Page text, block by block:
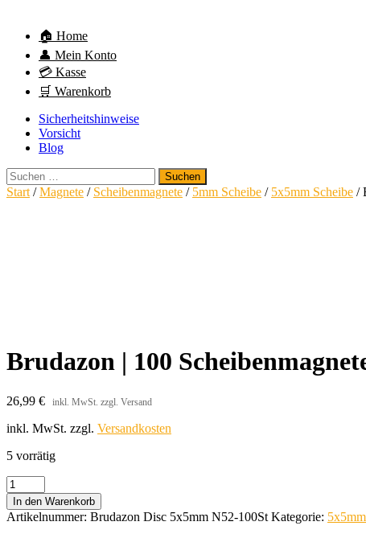
🏠 Home
👤 Mein Konto
💳 Kasse
🛒 Warenkorb
Sicherheitshinweise
Vorsicht
Blog
Suchen
nach:
Start /Magnete / Scheibenmagnete / 5mm Scheibe / 5x5mm Scheibe /
Brudazon | 100
26,99 € inkl. MwSt. zzgl. Versand
inkl. MwSt. zzgl. Versandkosten
5 vorrätig
Brudazon
|
100
Scheibenmagnete
In den Warenkorb
Artikelnummer: Brudazon Disc 5x5mm N52-100St Kategorie: